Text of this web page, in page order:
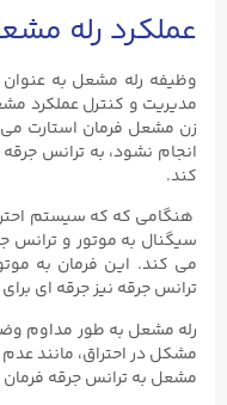
عملکرد رله
وظیفه رله مشعل به
مدیریت و کنترل عملکرد
زن مشعل فرمان استارت
انجام نشود، به ترانس
کند.
هنگامی که که سیستم
سیگنال به موتور و ترانس
می‌ کند. این فرمان به
ترانس جرقه نیز جرقه‌ ای
رله مشعل به طور مداوم
مشکل در احتراق، مانند
مشعل به ترانس جرقه